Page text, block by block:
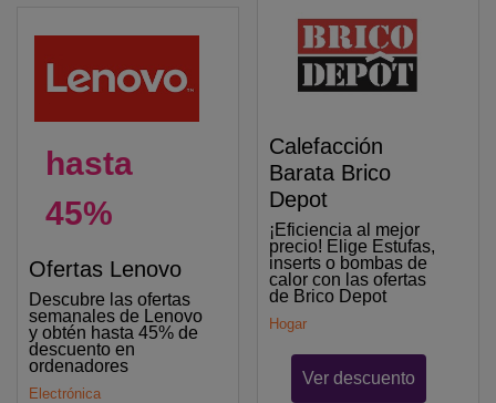
hasta
45%
Ofertas Lenovo
Descubre las ofertas
semanales de Lenovo
y obtén hasta 45% de
descuento en
ordenadores
Electrónica
Calefacción
Barata Brico
Depot
¡Eficiencia al mejor
precio! Elige Estufas,
inserts o bombas de
calor con las ofertas
de Brico Depot
Hogar
Ver descuento